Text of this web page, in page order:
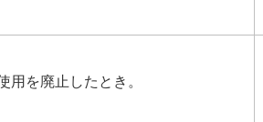
用を廃止したとき。